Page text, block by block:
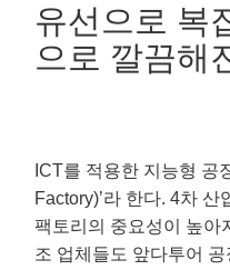
유선으로 복
으로 깔끔해
ICT를 적용한 지능형 공
Factory)’라 한다. 4차
팩토리의 중요성이 높아
조 업체들도 앞다투어